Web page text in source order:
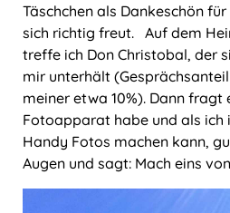
Täschchen als Dankeschön
sich richtig freut. Auf dem
treffe ich Don Christobal, der
mir unterhält
meiner etwa 10%). Dann fragt
Fotoapparat habe und als ich
Handy Fotos machen kann,
Augen und sagt: Mach eins